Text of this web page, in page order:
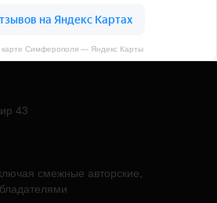
Симферополя — Яндекс Карты
43
смежные авторские,